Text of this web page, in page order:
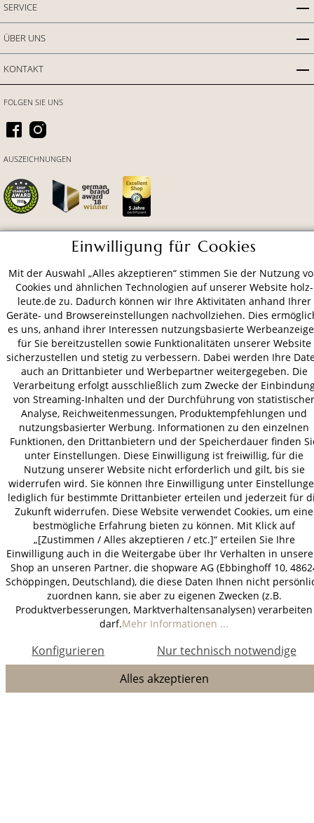
SERVICE
ÜBER UNS
KONTAKT
VERSAND
FOLGEN SIE UNS
AUSZEICHNUNGEN
AGB Datenschutz
Impressum
© 2026 HOLZ-LEUTE
* Alle Preise inkl. gesetzl. Mehrwertsteuer zzgl.Versandkosten.
Einwilligung für Cookies
Mit der Auswahl „Alles akzeptieren“ stimmen Sie der Nutzung
Cookies und ähnlichen Technologien auf unserer Website holz-
leute.de zu. Dadurch können wir Ihre Aktivitäten anhand Ihrer
Geräte- und Browsereinstellungen nachvollziehen. Dies
es uns, anhand ihrer Interessen nutzungsbasierte
für Sie bereitzustellen sowie Funktionalitäten unserer Website
sicherzustellen und stetig zu verbessern. Dabei werden Ihre
auch an Drittanbieter und Werbepartner weitergegeben. Die
Verarbeitung erfolgt ausschließlich zum Zwecke der
von Streaming-Inhalten und der Durchführung von statistischer
Analyse, Reichweitenmessungen, Produktempfehlungen und
nutzungsbasierter Werbung. Informationen zu den einzelnen
Funktionen, den Drittanbietern und der Speicherdauer finden
unter Einstellungen. Diese Einwilligung ist freiwillig, für die
Nutzung unserer Website nicht erforderlich und gilt, bis sie
widerrufen wird. Sie können Ihre Einwilligung unter
lediglich für bestimmte Drittanbieter erteilen und jederzeit für
Zukunft widerrufen. Diese Website verwendet Cookies, um eine
bestmögliche Erfahrung bieten zu können. Mit Klick auf
„[Zustimmen / Alles akzeptieren / etc.]“ erteilen Sie Ihre
Einwilligung auch in die Weitergabe über Ihr Verhalten in
Shop an unseren Partner, die shopware AG (Ebbinghoff 10,
Schöppingen, Deutschland), die diese Daten Ihnen nicht
zuordnen kann, sie aber zu eigenen Zwecken (z.B.
Produktverbesserungen, Marktverhaltensanalysen) verarbeiten
darf.Mehr Informationen ...
Nur technisch notwendige
Konfigurieren
Alles akzeptieren